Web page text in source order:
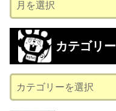
ー
カ
ブ
カテゴリー
テ